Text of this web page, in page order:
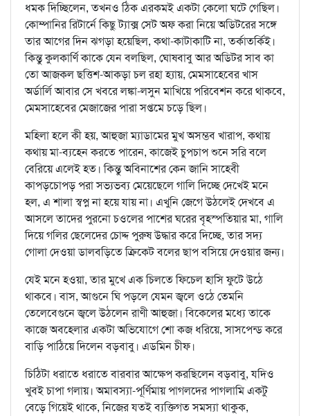
ধমক দিচ্ছিলেন, তখনও ঠিক এরকমই একটা কেলো ঘটে গেছিল।
কোম্পানির রিটার্নে কিছু ট্যাক্স সেট অফ করা নিয়ে অডিটরের সঙ্গে
তার আগের দিন ঝগড়া হয়েছিল, কথা-কাটাকাটি না, তর্কাতর্কিই।
কিন্তু কুলকার্ণি কাকে যেন বলছিল, ঘোষবাবু আর অডিটর সাব কা
তো আজকল ছত্তিশ-আকড়া চল রহা হ্যায়, মেমসাহেবের খাস
অর্ডার্লি আবার সে খবরে লঙ্কা-লসুন মাখিয়ে পরিবেশন করে থাকবে,
মেমসাহেবের মেজাজের পারা সপ্তমে চড়ে ছিল।
মহিলা হলে কী হয়, আহুজা ম্যাডামের মুখ অসম্ভব খারাপ, কথায়
কথায় মা-ব্যহেন করতে পারেন, কাজেই চুপচাপ শুনে সরি বলে
বেরিয়ে এলেই হত। কিন্তু অবিনাশের কেন জানি সাহেবী
কাপড়চোপড় পরা সভ্যভব্য মেয়েছেলে গালি দিচ্ছে দেখেই মনে
হল, এ শালা স্বপ্ন না হয়ে যায় না। এখুনি জেগে উঠলেই দেখবে এ
আসলে তাদের পুরনো চওলের পাশের ঘরের বৃহস্পতিয়ার মা, গালি
দিয়ে গলির ছেলেদের চোদ্দ পুরুষ উদ্ধার করে দিচ্ছে, তার সদ্য
গোলা দেওয়া ডালবড়িতে ক্রিকেট বলের ছাপ বসিয়ে দেওয়ার জন্য।
যেই মনে হওয়া, তার মুখে এক চিলতে ফিচেল হাসি ফুটে উঠে
থাকবে। বাস, আগুনে ঘি পড়লে যেমন জ্বলে ওঠে তেমনি
তেলেবেগুনে জ্বলে উঠলেন রাণী আহুজা। বিকেলের মধ্যে তাকে
কাজে অবহেলার একটা অভিযোগে শো কজ ধরিয়ে, সাসপেন্ড করে
বাড়ি পাঠিয়ে দিলেন বড়বাবু। এডমিন চীফ।
চিঠিটা ধরাতে ধরাতে বারবার আক্ষেপ করছিলেন বড়বাবু, যদিও
খুবই চাপা গলায়। অমাবস্যা-পূর্ণিমায় পাগলদের পাগলামি একটু
বেড়ে গিয়েই থাকে, নিজের যতই ব্যক্তিগত সমস্যা থাকুক,